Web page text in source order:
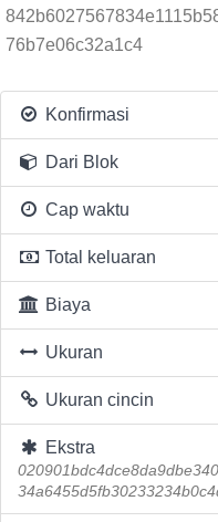
76b7e06c32a1c4
Konfirmasi
Dari Blok
Cap waktu
Total keluaran
Biaya
Ukuran
Ukuran cincin
Ekstra